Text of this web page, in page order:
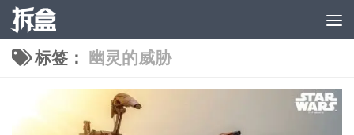
跳至内容
标签： 幽灵的威胁